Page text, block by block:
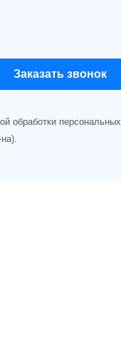
Заказать звонок
обработки персональных